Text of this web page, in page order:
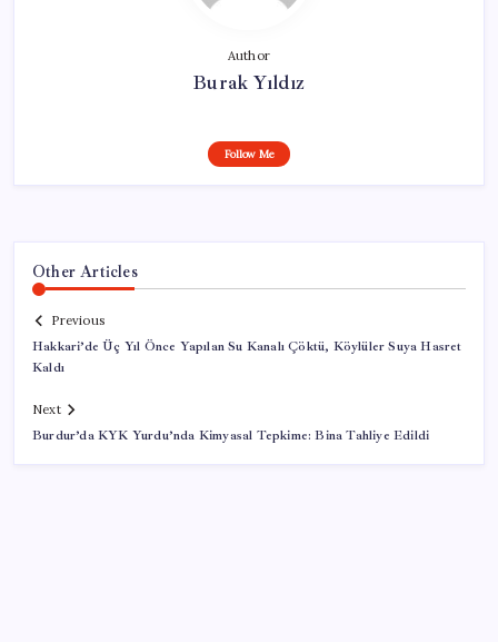
Author
Burak Yıldız
Follow Me
Other Articles
Previous
Hakkari’de Üç Yıl Önce Yapılan Su Kanalı Çöktü, Köylüler Suya Hasret
Kaldı
Next
Burdur’da KYK Yurdu’nda Kimyasal Tepkime: Bina Tahliye Edildi